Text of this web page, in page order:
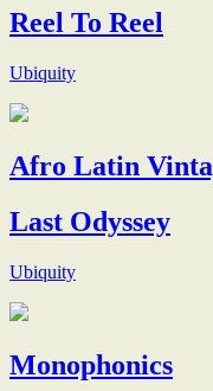
Reel To Reel
Ubiquity
Afro Latin
Last Odyssey
Ubiquity
Monophonics